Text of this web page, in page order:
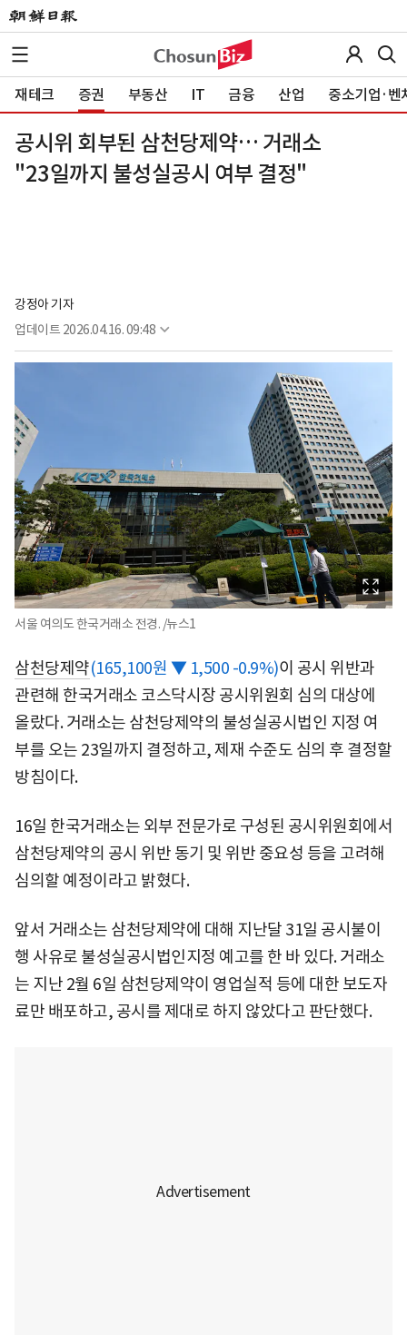
재테크 증권 부동산 IT 금융 산업 중소기업·벤
공시위 회부된 삼천당제약… 거래소
"23일까지 불성실공시 여부 결정"
강정아 기자
업데이트 2026.04.16. 09:48
서울 여의도 한국거래소 전경. /뉴스1
삼천당제약(165,100원 ▼ 1,500 -0.9%)이 공시 위반과
관련해 한국거래소 코스닥시장 공시위원회 심의 대상에
올랐다. 거래소는 삼천당제약의 불성실공시법인 지정 여
부를 오는 23일까지 결정하고, 제재 수준도 심의 후 결정할
방침이다.
16일 한국거래소는 외부 전문가로 구성된 공시위원회에서
삼천당제약의 공시 위반 동기 및 위반 중요성 등을 고려해
심의할 예정이라고 밝혔다.
앞서 거래소는 삼천당제약에 대해 지난달 31일 공시불이
행 사유로 불성실공시법인지정 예고를 한 바 있다. 거래소
는 지난 2월 6일 삼천당제약이 영업실적 등에 대한 보도자
료만 배포하고, 공시를 제대로 하지 않았다고 판단했다.